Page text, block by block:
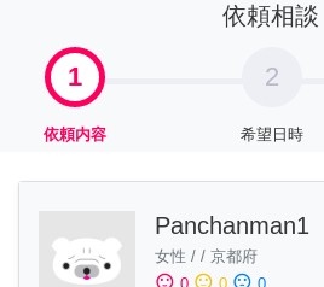
依頼相談
1
依頼内容
2
希望日時
Panchanman1
女性 / / 京都府
sentiment_satisfied sentiment_neutral sentiment_dissatisfied